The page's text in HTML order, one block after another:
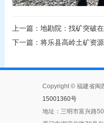
上一篇：地勘院：找矿突破
下一篇：将乐县高岭土矿资
Copyright © 福建省闽
15001360号
地址：三明市富兴路